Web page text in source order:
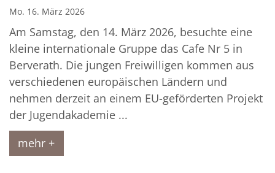
Mo. 16. März 2026
Am Samstag, den 14. März 2026, besuchte eine
kleine internationale Gruppe das Cafe Nr 5 in
Berverath. Die jungen Freiwilligen kommen aus
verschiedenen europäischen Ländern und
nehmen derzeit an einem EU-geförderten Projekt
der Jugendakademie ...
mehr +